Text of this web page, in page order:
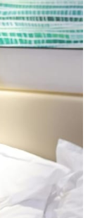
集是卖的吗?
02-12
89M]
2.63G]
03-04